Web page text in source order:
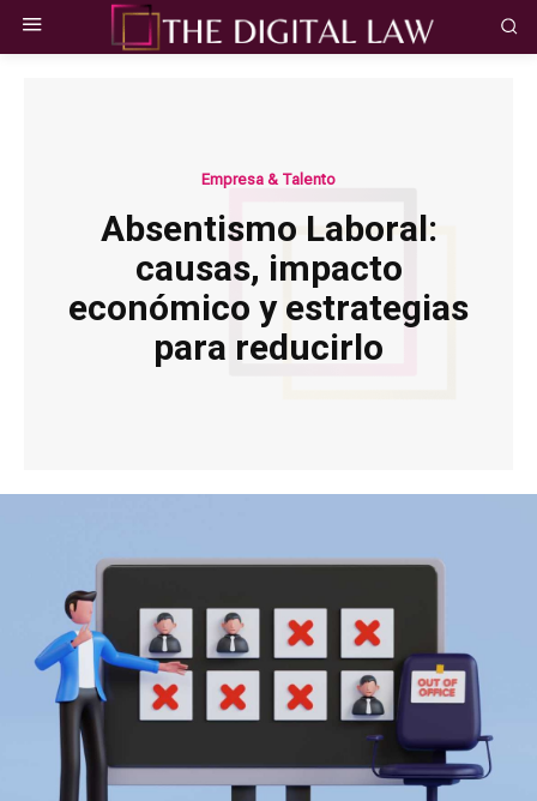
Empresa & Talento
Absentismo Laboral:
causas, impacto
económico y estrategias
para reducirlo